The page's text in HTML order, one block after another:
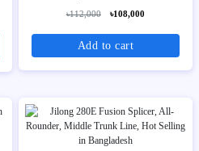
৳112,000 ৳108,000
Add to cart